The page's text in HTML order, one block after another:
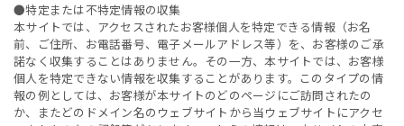
●特定または不特定情報の収集
本サイトでは、アクセスされたお客様個人を特定できる情報（お名
前、ご住所、お電話番号、電子メールアドレス等）を、お客様のご承
諾なく収集することはありません。その一方、本サイトでは、お客様
個人を特定できない情報を収集することがあります。このタイプの情
報の例としては、お客様が本サイトのどのページにご訪問されたの
か、またどのドメイン名のウェブサイトから当ウェブサイトにアクセ